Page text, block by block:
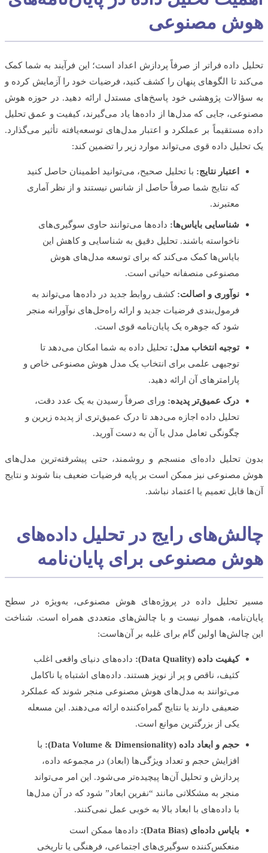
مصنوعی
داده فراتر از صرفاً پردازش اعداد است؛ این فرآیند به شما کمک
تا الگوهای پنهان را کشف کنید، فرضیات خود را آزمایش کرده و
پژوهشی خود پاسخ‌های مستدل ارائه دهید. در حوزه هوش
جایی که مدل‌ها از داده‌ها یاد می‌گیرند، کیفیت و عمق تحلیل
مستقیماً بر عملکرد و اعتبار مدل‌های توسعه‌یافته تأثیر می‌گذارد.
داده قوی می‌تواند موارد زیر را تضمین کند:
اعتبار نتایج:با تحلیل صحیح، می‌توانید اطمینان حاصل کنید
که نتایج شما صرفاً حاصل از شانس نیستند و از نظر آماری
معتبرند.
شناسایی بایاس‌ها:داده‌ها می‌توانند حاوی سوگیری‌های
ناخواسته باشند. تحلیل دقیق به شناسایی و کاهش این
بایاس‌ها کمک می‌کند که برای توسعه مدل‌های هوش
مصنوعی منصفانه حیاتی است.
نوآوری و اصالت:کشف روابط جدید در داده‌ها می‌تواند به
فرمول‌بندی فرضیات جدید و ارائه راه‌حل‌های نوآورانه منجر
شود که جوهره یک پایان‌نامه قوی است.
توجیه انتخاب مدل: تحلیل داده به شما امکان می‌دهد تا
توجیهی علمی برای انتخاب یک مدل هوش مصنوعی خاص و
پارامترهای آن ارائه دهید.
درک عمیق‌تر پدیده:ورای صرفاً رسیدن به یک عدد دقت،
تحلیل داده اجازه می‌دهد تا درک عمیق‌تری از پدیده زیرین و
چگونگی تعامل مدل با آن به دست آورید.
تحلیل داده‌ای منسجم و روشمند، حتی پیشرفته‌ترین مدل‌های
مصنوعی نیز ممکن است بر پایه فرضیات ضعیف بنا شوند و نتایج
قابل تعمیم یا اعتماد نباشد.
رایج در تحلیل داده‌های
مصنوعی برای پایان‌نامه
تحلیل داده در پروژه‌های هوش مصنوعی، به‌ویژه در سطح
هموار نیست و با چالش‌های متعددی همراه است. شناخت
اولین گام برای غلبه بر آن‌هاست:
کیفیت داده (Data Quality):
داده‌های دنیای واقعی اغلب
کثیف، ناقص و پر از نویز هستند. داده‌های اشتباه یا ناکامل
می‌توانند به مدل‌های هوش مصنوعی منجر شوند که عملکرد
ضعیفی دارند یا نتایج گمراه‌کننده ارائه می‌دهند. این مسعله
یکی از بزرگترین موانع است.
حجم و ابعاد داده (Data Volume & Dimensionality):
با
افزایش حجم و تعداد ویژگی‌ها (ابعاد) در مجموعه داده،
پردازش و تحلیل آن‌ها پیچیده‌تر می‌شود. این امر می‌تواند
منجر به مشکلاتی مانند “نفرین ابعاد” شود که در آن مدل‌ها
با داده‌های با ابعاد بالا به خوبی عمل نمی‌کنند.
بایاس داده‌ای (Data Bias):
داده‌ها ممکن است
منعکس‌کننده سوگیری‌های اجتماعی، فرهنگی یا تاریخی